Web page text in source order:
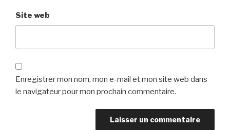
Site web
Enregistrer mon nom, mon e-mail et mon site web dans
le navigateur pour mon prochain commentaire.